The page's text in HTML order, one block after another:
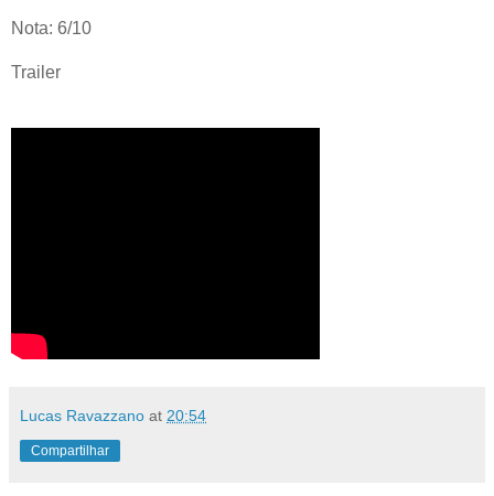
Nota: 6/10
Trailer
Lucas Ravazzano at 20:54
Compartilhar